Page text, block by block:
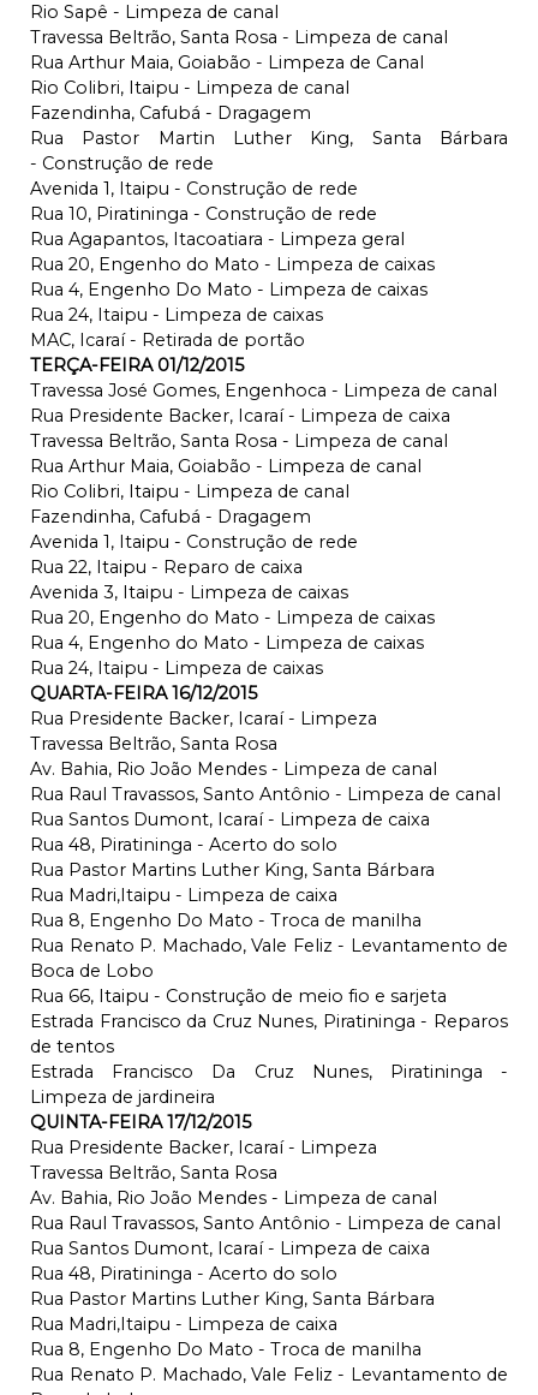
Rio Sapê - Limpeza de canal
Travessa Beltrão, Santa Rosa - Limpeza de canal
Rua Arthur Maia, Goiabão - Limpeza de Canal
Rio Colibri, Itaipu - Limpeza de canal
Fazendinha, Cafubá - Dragagem
Rua Pastor Martin Luther King, Santa Bárbara
- Construção de rede
Avenida 1, Itaipu - Construção de rede
Rua 10, Piratininga - Construção de rede
Rua Agapantos, Itacoatiara - Limpeza geral
Rua 20, Engenho do Mato - Limpeza de caixas
Rua 4, Engenho Do Mato - Limpeza de caixas
Rua 24, Itaipu - Limpeza de caixas
MAC, Icaraí - Retirada de portão
TERÇA-FEIRA 01/12/2015
Travessa José Gomes, Engenhoca - Limpeza de canal
Rua Presidente Backer, Icaraí - Limpeza de caixa
Travessa Beltrão, Santa Rosa - Limpeza de canal
Rua Arthur Maia, Goiabão - Limpeza de canal
Rio Colibri, Itaipu - Limpeza de canal
Fazendinha, Cafubá - Dragagem
Avenida 1, Itaipu - Construção de rede
Rua 22, Itaipu - Reparo de caixa
Avenida 3, Itaipu - Limpeza de caixas
Rua 20, Engenho do Mato - Limpeza de caixas
Rua 4, Engenho do Mato - Limpeza de caixas
Rua 24, Itaipu - Limpeza de caixas
QUARTA-FEIRA 16/12/2015
Rua Presidente Backer, Icaraí - Limpeza
Travessa Beltrão, Santa Rosa
Av. Bahia, Rio João Mendes - Limpeza de canal
Rua Raul Travassos, Santo Antônio - Limpeza de canal
Rua Santos Dumont, Icaraí - Limpeza de caixa
Rua 48, Piratininga - Acerto do solo
Rua Pastor Martins Luther King, Santa Bárbara
Rua Madri,Itaipu - Limpeza de caixa
Rua 8, Engenho Do Mato - Troca de manilha
Rua Renato P. Machado, Vale Feliz - Levantamento de
Boca de Lobo
Rua 66, Itaipu - Construção de meio fio e sarjeta
Estrada Francisco da Cruz Nunes, Piratininga - Reparos
de tentos
Estrada Francisco Da Cruz Nunes, Piratininga -
Limpeza de jardineira
QUINTA-FEIRA 17/12/2015
Rua Presidente Backer, Icaraí - Limpeza
Travessa Beltrão, Santa Rosa
Av. Bahia, Rio João Mendes - Limpeza de canal
Rua Raul Travassos, Santo Antônio - Limpeza de canal
Rua Santos Dumont, Icaraí - Limpeza de caixa
Rua 48, Piratininga - Acerto do solo
Rua Pastor Martins Luther King, Santa Bárbara
Rua Madri,Itaipu - Limpeza de caixa
Rua 8, Engenho Do Mato - Troca de manilha
Rua Renato P. Machado, Vale Feliz - Levantamento de